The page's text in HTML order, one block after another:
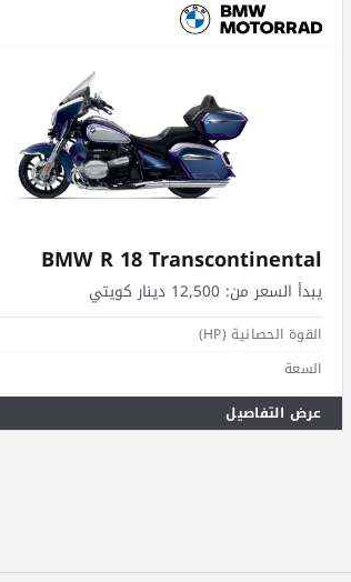
BMW R 18 Transcontinental
يبدأ السعر من:
القوة الحصانية (HP)
السعة
عرض التفاصيل